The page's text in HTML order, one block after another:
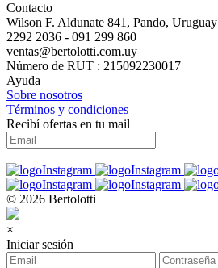
Contacto
Wilson F. Aldunate 841, Pando, Uruguay
2292 2036 - 091 299 860
ventas@bertolotti.com.uy
Número de RUT : 215092230017
Ayuda
Sobre nosotros
Términos y condiciones
Recibí ofertas en tu mail
© 2026 Bertolotti
×
Iniciar sesión